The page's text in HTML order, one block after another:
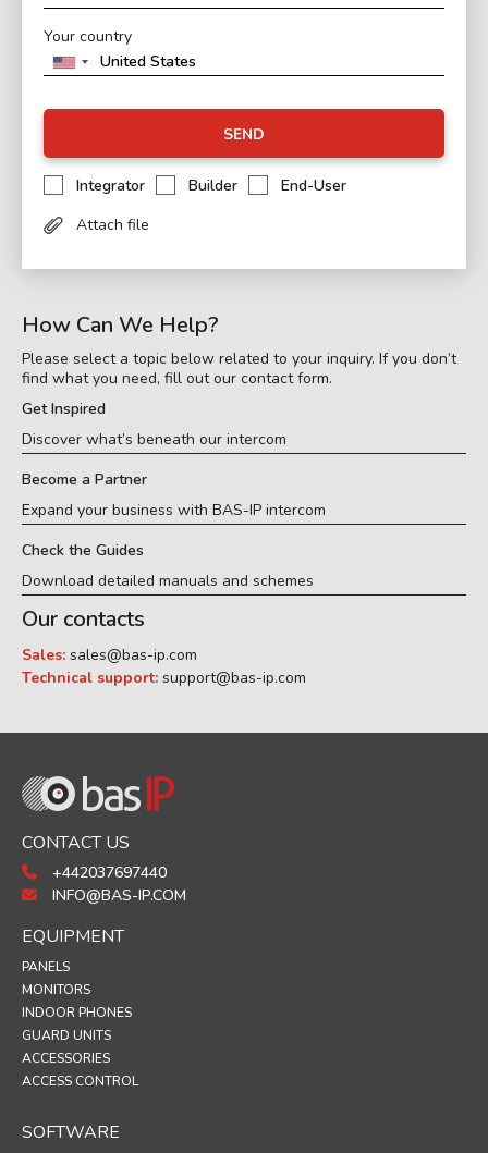
Your country
SEND
Integrator Builder
End-User
Attach file
How Can We Help?
Please select a topic below related to your inquiry. If you don’t
find what you need, fill out our contact form.
Get Inspired
Discover what’s beneath our intercom
Become a Partner
Expand your business with BAS-IP intercom
Check the Guides
Download detailed manuals and schemes
Our contacts
Sales: sales@bas-ip.com
Technical support: support@bas-ip.com
CONTACT US
+442037697440
INFO@BAS-IP.COM
EQUIPMENT
PANELS
MONITORS
INDOOR PHONES
GUARD UNITS
ACCESSORIES
ACCESS CONTROL
SOFTWARE